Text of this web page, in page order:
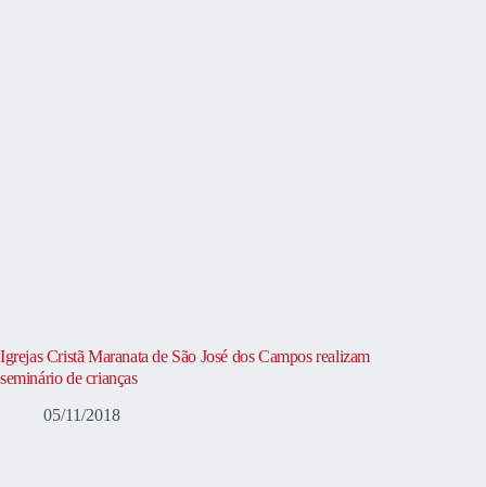
Igrejas Cristã Maranata de São José dos Campos realizam
seminário de crianças
05/11/2018